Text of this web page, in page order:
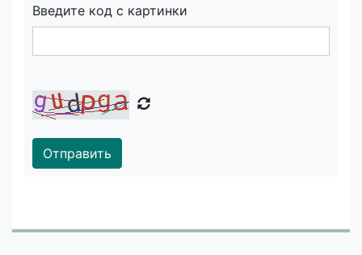
Введите код с картинки
Отправить